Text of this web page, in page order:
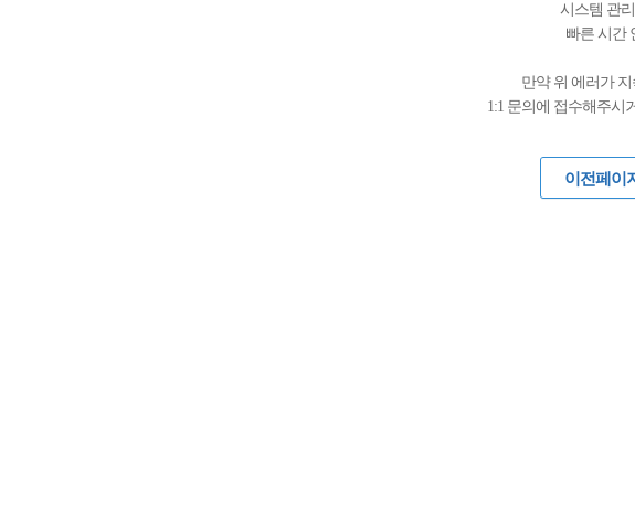
시스템 관
빠른 시간
만약 위 에러가
1:1 문의에 접수해주시
이전페이